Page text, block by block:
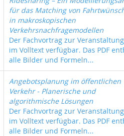
für das Matching von
in makroskopischen
Verkehrsnachfragemodellen
Der Fachvortrag zur
im Volltext verfügbar. Das PDF
alle Bilder und Formeln...
Angebotsplanung im öffentlichen
Verkehr - Planerische und
algorithmische Lösungen
Der Fachvortrag zur
im Volltext verfügbar. Das PDF
alle Bilder und Formeln...